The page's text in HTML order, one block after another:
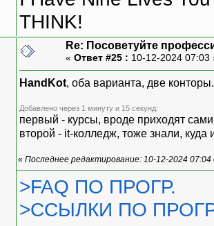
THINK!
Re: Посоветуйте
« Ответ #25 : 10-12-2024
HandKot, оба варианта, две
Добавлено через 1 минуту и 15 секунд:
первый - курсы, вроде приходят
второй - it-колледж, тоже знали, куда
« Последнее редактирование: 10-12-2024
>FAQ ПО ПРОГР.
>ССЫЛКИ ПО